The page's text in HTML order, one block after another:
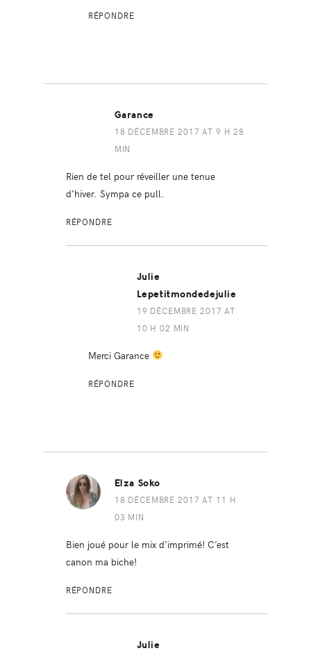
RÉPONDRE
Garance
18 DÉCEMBRE 2017 AT 9 H 28
MIN
Rien de tel pour réveiller une tenue
d’hiver. Sympa ce pull.
RÉPONDRE
Julie
Lepetitmondedejulie
19 DÉCEMBRE 2017 AT
10 H 02 MIN
Merci Garance
RÉPONDRE
Elza Soko
18 DÉCEMBRE 2017 AT 11 H
03 MIN
Bien joué pour le mix d’imprimé! C’est
canon ma biche!
RÉPONDRE
Julie